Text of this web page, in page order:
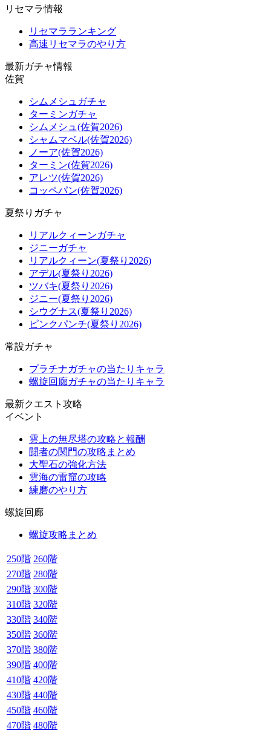
リセマラ情報
リセマラランキング
高速リセマラのやり方
最新ガチャ情報
佐賀
シムメシュガチャ
ターミンガチャ
シムメシュ(佐賀2026)
シャムマベル(佐賀2026)
ノーア(佐賀2026)
ターミン(佐賀2026)
アレツ(佐賀2026)
コッペパン(佐賀2026)
夏祭りガチャ
リアルクィーンガチャ
ジニーガチャ
リアルクィーン(夏祭り2026)
アデル(夏祭り2026)
ツバキ(夏祭り2026)
ジニー(夏祭り2026)
シウグナス(夏祭り2026)
ピンクパンチ(夏祭り2026)
常設ガチャ
プラチナガチャの当たりキャラ
螺旋回廊ガチャの当たりキャラ
最新クエスト攻略
イベント
雲上の無尽塔の攻略と報酬
闘者の関門の攻略まとめ
大聖石の強化方法
雲海の雷窟の攻略
練磨のやり方
螺旋回廊
螺旋攻略まとめ
250階 260階
270階 280階
290階 300階
310階 320階
330階 340階
350階 360階
370階 380階
390階 400階
410階 420階
430階 440階
450階 460階
470階 480階